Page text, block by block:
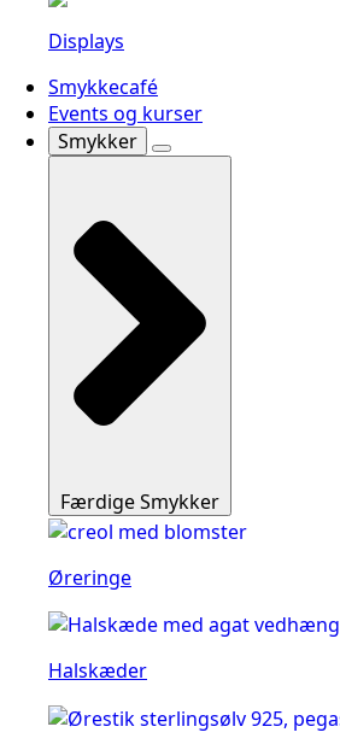
Displays
Smykkecafé
Events og kurser
Smykker
Færdige Smykker
Øreringe
Halskæder